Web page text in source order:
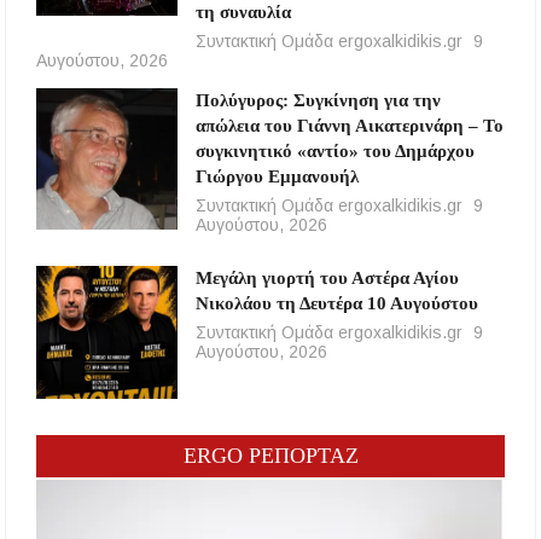
τη συναυλία
Συντακτική Ομάδα ergoxalkidikis.gr
9
Αυγούστου, 2026
Πολύγυρος: Συγκίνηση για την
απώλεια του Γιάννη Αικατερινάρη – Το
συγκινητικό «αντίο» του Δημάρχου
Γιώργου Εμμανουήλ
Συντακτική Ομάδα ergoxalkidikis.gr
9
Αυγούστου, 2026
Μεγάλη γιορτή του Αστέρα Αγίου
Νικολάου τη Δευτέρα 10 Αυγούστου
Συντακτική Ομάδα ergoxalkidikis.gr
9
Αυγούστου, 2026
ERGO ΡΕΠΟΡΤΑΖ